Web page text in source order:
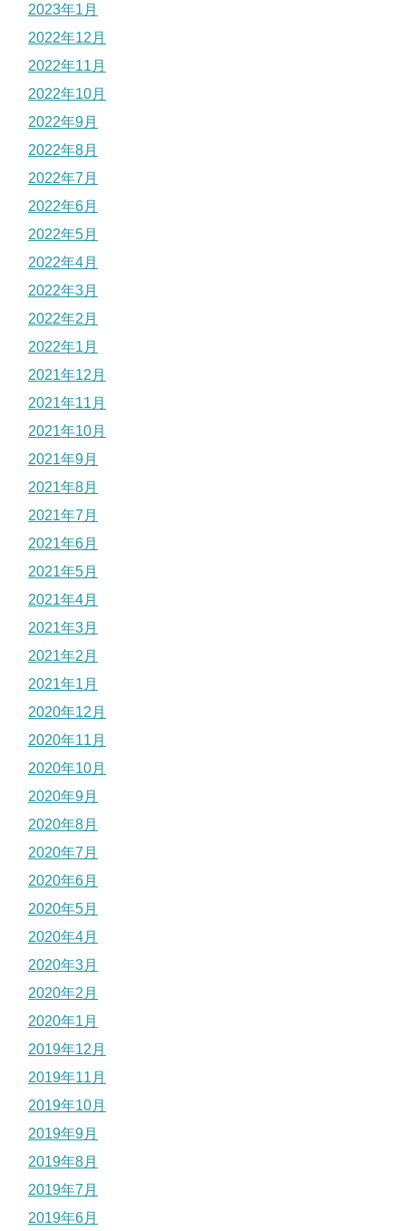
2023年1月
2022年12月
2022年11月
2022年10月
2022年9月
2022年8月
2022年7月
2022年6月
2022年5月
2022年4月
2022年3月
2022年2月
2022年1月
2021年12月
2021年11月
2021年10月
2021年9月
2021年8月
2021年7月
2021年6月
2021年5月
2021年4月
2021年3月
2021年2月
2021年1月
2020年12月
2020年11月
2020年10月
2020年9月
2020年8月
2020年7月
2020年6月
2020年5月
2020年4月
2020年3月
2020年2月
2020年1月
2019年12月
2019年11月
2019年10月
2019年9月
2019年8月
2019年7月
2019年6月